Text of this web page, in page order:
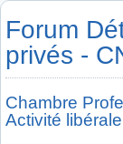
Forum
privés -
Chambre
Activité